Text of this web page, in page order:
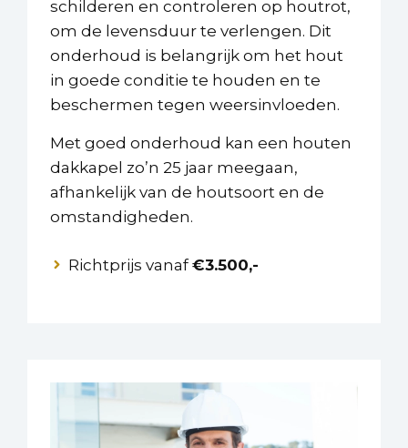
schilderen en controleren op houtrot,
om de levensduur te verlengen. Dit
onderhoud is belangrijk om het hout
in goede conditie te houden en te
beschermen tegen weersinvloeden.
Met goed onderhoud kan een houten
dakkapel zo’n 25 jaar meegaan,
afhankelijk van de houtsoort en de
omstandigheden.
Richtprijs vanaf€3.500,-